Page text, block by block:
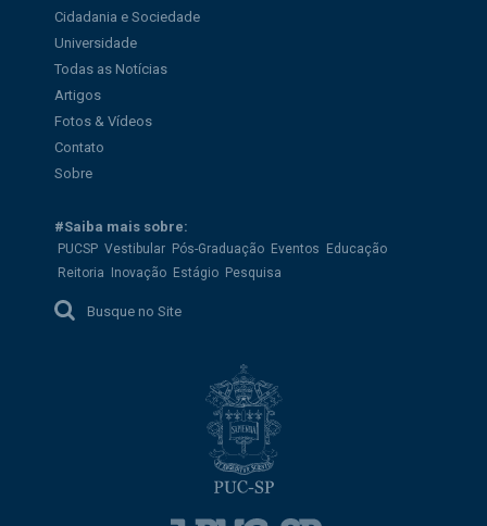
Cidadania e Sociedade
Universidade
Todas as Notícias
Artigos
Fotos & Vídeos
Contato
Sobre
#Saiba mais sobre:
PUCSP Vestibular Pós-Graduação Eventos Educação
Reitoria Inovação Estágio Pesquisa
Busque no Site